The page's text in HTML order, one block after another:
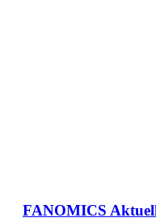
FANOMICS